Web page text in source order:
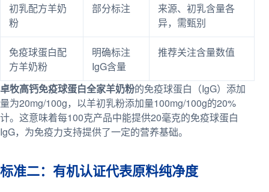
初乳配方羊奶
粉
部分标注
来源、初乳含量各
异，需甄别
免疫球蛋白配
方羊奶粉
明确标注
IgG含量
推荐关注含量数值
卓牧高钙免疫球蛋白全家羊奶粉的免疫球蛋白（IgG）添加
量为20mg/100g，以羊初乳粉添加量100mg/100g的20%
计。这意味着每100克产品中能提供20毫克的免疫球蛋白
IgG，为免疫力支持提供了一定的营养基础。
标准二：有机认证代表原料纯净度